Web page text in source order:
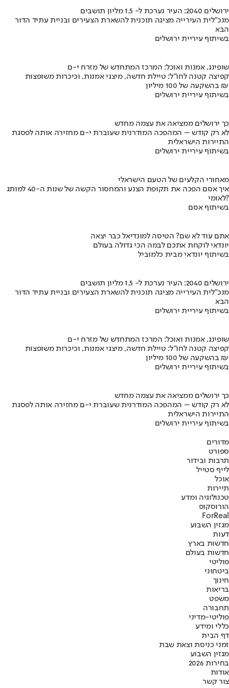
ירושלים 2040: העיר נערכת ל- 1.5 מליון תושבים
מנכ"לית העירייה מציגה תוכנית להשארת הצעירים ובניית עתיד הדור
הבא
בשיתוף עיריית ירושלים
שופינג, אמנות ואוכל: המרכז המתחדש של מזרח י-ם
קפיצה קטנה לחו"ל: טיילת חדשה, מיצגי אמנות, וכיכרות משופצות
בהשקעה של 100 מיליון ₪
בשיתוף עיריית ירושלים
כך ירושלים ממציאה את עצמה מחדש
לא רק קודש – המהפכה המודרנית שעוברת י-ם מחזירה אותה לפסגת
התיירות הישראלית
בשיתוף עיריית ירושלים
מאחורי הקלעים של הטעם הישראלי
איך אסם הפכה את תקופת הצנע והמחסור הקשה של שנות ה-40 למותג
לאומי?
בשיתוף אסם
אתם עוד לא שם? הטיסה למונדיאל כבר יצאה
יונדאי לוקחת אתכם לבמה הכי גדולה בעולם
בשיתוף יונדאי מבית כלמוביל
ירושלים 2040: העיר נערכת ל- 1.5 מליון תושבים
מנכ"לית העירייה מציגה תוכנית להשארת הצעירים ובניית עתיד הדור
הבא
בשיתוף עיריית ירושלים
שופינג, אמנות ואוכל: המרכז המתחדש של מזרח י-ם
קפיצה קטנה לחו"ל: טיילת חדשה, מיצגי אמנות, וכיכרות משופצות
בהשקעה של 100 מיליון ₪
בשיתוף עיריית ירושלים
כך ירושלים ממציאה את עצמה מחדש
לא רק קודש – המהפכה המודרנית שעוברת י-ם מחזירה אותה לפסגת
התיירות הישראלית
בשיתוף עיריית ירושלים
מדורים
ספורט
תרבות ובידור
לייף סטייל
אוכל
תיירות
טכנולוגיה ומדע
הורוסקופ
ForReal
מגזין השבוע
דעות
חדשות בארץ
חדשות בעולם
פוליטי
ביטחוני
חינוך
בריאות
משפט
תחבורה
פוליטי-מדיני
כללי ומידע
דף הבית
זמני כניסת וצאת שבת
מגזין השבוע
בחירות 2026
אודות
צור קשר